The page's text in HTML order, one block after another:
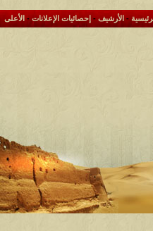
- الأرشيف - إحصائيات الإعلانات- الأعلى